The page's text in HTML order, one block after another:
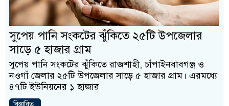
সুপেয় পানি সংকটের ঝুঁকিতে ২৫টি উপজেলার
সাড়ে ৫ হাজার গ্রাম
সুপেয় পানি সংকটের ঝুঁকিতে রাজশাহী, চাঁপাইনবাবগঞ্জ ও
নওগাঁ জেলার ২৫টি উপজেলার সাড়ে ৫ হাজার গ্রাম। এরমধ্যে
৪৭টি ইউনিয়নের ১ হাজার
বিস্তারিত..